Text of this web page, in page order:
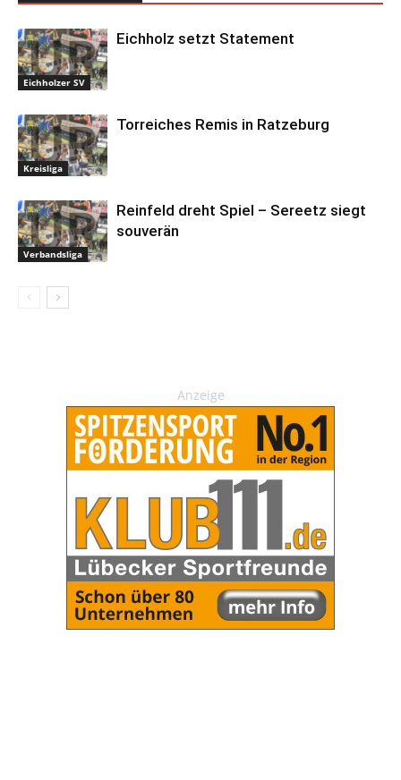
Eichholzer SV
Eichholz setzt Statement
Kreisliga
Torreiches Remis in Ratzeburg
Verbandsliga
Reinfeld dreht Spiel – Sereetz siegt
souverän
Anzeige